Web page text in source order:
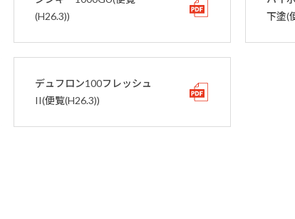
(H26.3))
下塗(
デュフロン100フレッシュ
II(便覧(H26.3))